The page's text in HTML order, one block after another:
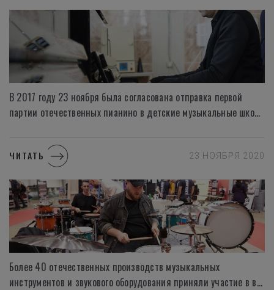
В 2017 году 23 ноября была согласована отправка первой
партии отечественных пианино в детские музыкальные школы России нашими производителями «Нева — саунд» , «Тульская Гармонь» , «Аккорд» !
ЧИТАТЬ 23 НОЯБРЯ 2020
Более 40 отечественных производств музыкальных
инструментов и звукового оборудования приняли участие в выставке NAMM Musikmesse Russia 2021